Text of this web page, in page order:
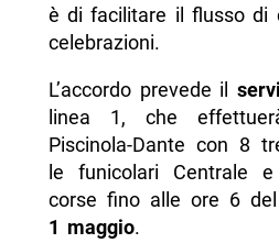
è di facilitare il flusso di
celebrazioni.
L’accordo prevede il
linea 1, che
Piscinola-Dante con 8
le funicolari Centrale
corse fino alle ore 6
1 maggio.